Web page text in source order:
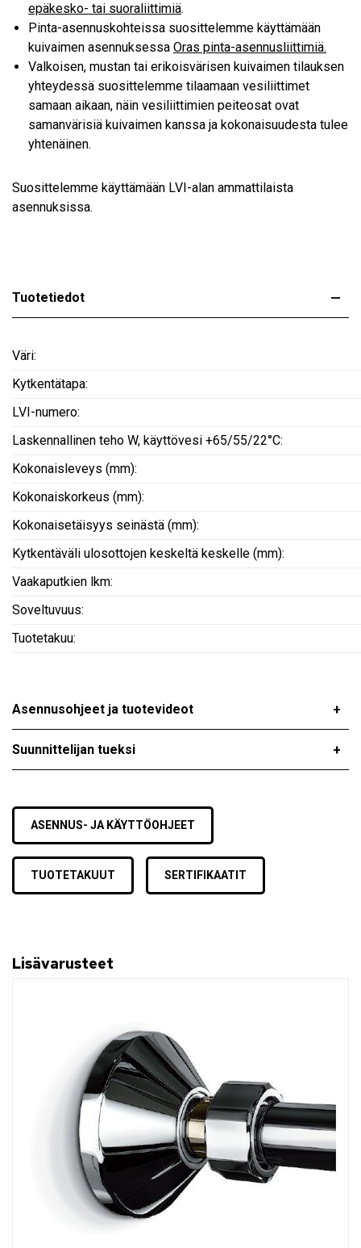
epäkesko- tai suoraliittimiä.
Pinta-asennuskohteissa suosittelemme käyttämään
kuivaimen asennuksessa Oras pinta-asennusliittimiä.
Valkoisen, mustan tai erikoisvärisen kuivaimen tilauksen
yhteydessä suosittelemme tilaamaan vesiliittimet
samaan aikaan, näin vesiliittimien peiteosat ovat
samanvärisiä kuivaimen kanssa ja kokonaisuudesta tulee
yhtenäinen.
Suosittelemme käyttämään LVI-alan ammattilaista
asennuksissa.
Tuotetiedot
Väri:
Kytkentätapa:
LVI-numero:
Laskennallinen teho W, käyttövesi +65/55/22°C:
Kokonaisleveys (mm):
Kokonaiskorkeus (mm):
Kokonaisetäisyys seinästä (mm):
Kytkentäväli ulosottojen keskeltä keskelle (mm):
Vaakaputkien lkm:
Soveltuvuus:
Tuotetakuu:
Asennusohjeet ja tuotevideot
Suunnittelijan tueksi
ASENNUS- JA KÄYTTÖOHJEET
TUOTETAKUUT SERTIFIKAATIT
Lisävarusteet